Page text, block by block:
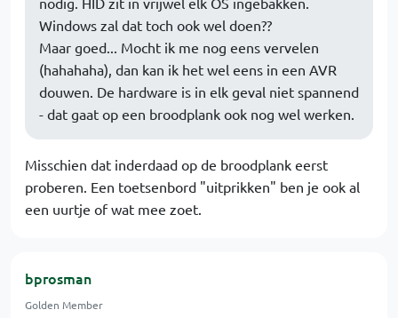
Windows zal dat toch ook wel doen??
Maar goed... Mocht ik me nog eens vervelen
(hahahaha), dan kan ik het wel eens in een AVR
douwen. De hardware is in elk geval niet spannend
- dat gaat op een broodplank ook nog wel werken.
Misschien dat inderdaad op de broodplank eerst
proberen. Een toetsenbord "uitprikken" ben je ook al
een uurtje of wat mee zoet.
bprosman
Golden Member